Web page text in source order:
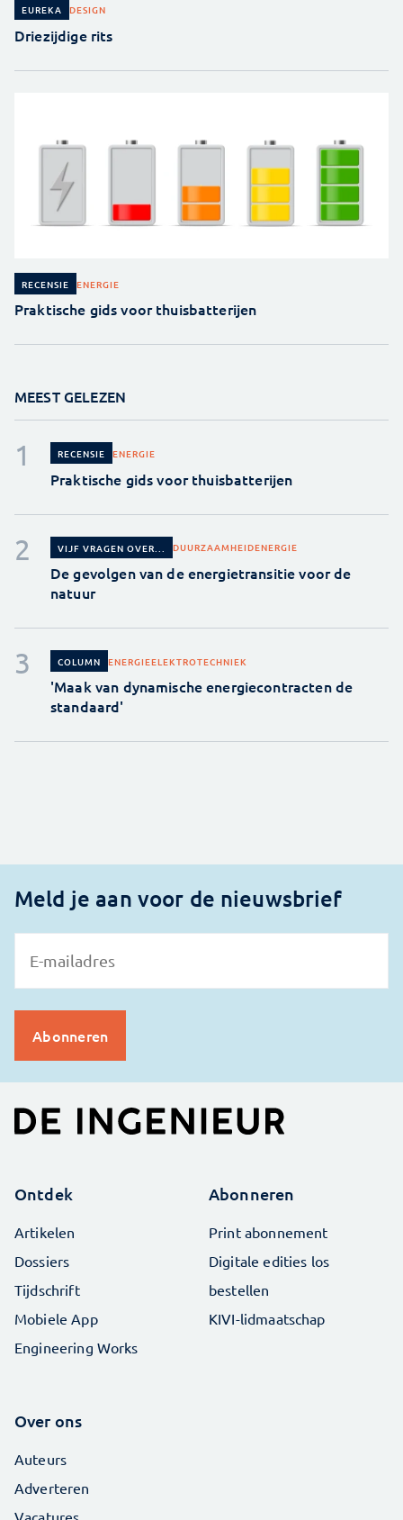
EUREKA DESIGN
Driezijdige rits
RECENSIE ENERGIE
Praktische gids voor thuisbatterijen
MEEST GELEZEN
RECENSIE ENERGIE
Praktische gids voor thuisbatterijen
VIJF VRAGEN OVER... DUURZAAMHEIDENERGIE
De gevolgen van de energietransitie voor de
natuur
COLUMN ENERGIEELEKTROTECHNIEK
'Maak van dynamische energiecontracten de
standaard'
Meld je aan voor de nieuwsbrief
Ontdek
Artikelen
Dossiers
Tijdschrift
Mobiele App
Engineering Works
Abonneren
Print abonnement
Digitale edities los
bestellen
KIVI-lidmaatschap
Over ons
Auteurs
Adverteren